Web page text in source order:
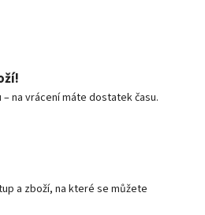
na vrácení máte dostatek času.
a zboží, na které se můžete